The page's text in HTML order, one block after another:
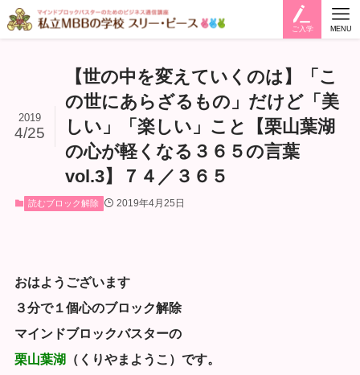
ご入学 MENU
【世の中を変えていくのは】「こ
の世にあらざるもの」だけど「美
しい」「楽しい」こと【栗山葉湖
の心が軽くなる３６５の言葉
vol.3】７４／３６５
2019
4/25
読むブロック解除 2019年4月25日
おはようございます
３分で１個心のブロック解除
マインドブロックバスターの
栗山葉湖
（くりやまようこ）です。